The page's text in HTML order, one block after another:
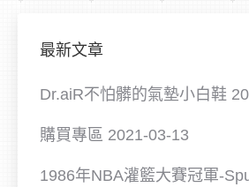
最新文章
Dr.aiR不怕髒的氣墊小白鞋
購買專區 2021-03-13
1986年NBA灌籃大賽冠軍-